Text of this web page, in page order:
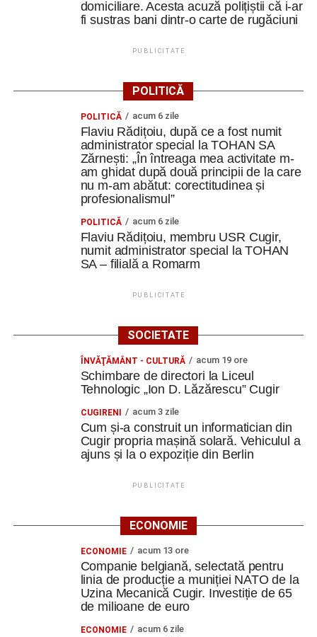
domiciliare. Acesta acuză polițiștii că i-ar
fi sustras bani dintr-o carte de rugăciuni
PUBLICITATE
POLITICĂ
POLITICĂ acum 6 zile
Flaviu Rădițoiu, după ce a fost numit
administrator special la TOHAN SA
Zărnești: „În întreaga mea activitate m-
am ghidat după două principii de la care
nu m-am abătut: corectitudinea și
profesionalismul”
POLITICĂ acum 6 zile
Flaviu Rădițoiu, membru USR Cugir,
numit administrator special la TOHAN
SA – filială a Romarm
PUBLICITATE
SOCIETATE
ÎNVĂŢĂMÂNT - CULTURĂ acum 19 ore
Schimbare de directori la Liceul
Tehnologic „Ion D. Lăzărescu” Cugir
CUGIRENI acum 3 zile
Cum și-a construit un informatician din
Cugir propria mașină solară. Vehiculul a
ajuns și la o expoziție din Berlin
PUBLICITATE
ECONOMIE
ECONOMIE acum 13 ore
Companie belgiană, selectată pentru
linia de producție a muniției NATO de la
Uzina Mecanică Cugir. Investiție de 65
de milioane de euro
ECONOMIE acum 6 zile